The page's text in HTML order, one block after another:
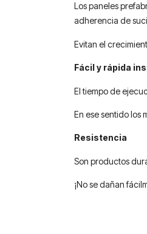
Lospaneles
adherencia de
Evitan el
Fácil y rápida
El tiempo de
En ese sentido los
Resistencia
Son productos
¡No se dañan